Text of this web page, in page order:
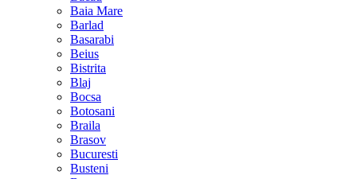
Baia Mare
Barlad
Basarabi
Beius
Bistrita
Blaj
Bocsa
Botosani
Braila
Brasov
Bucuresti
Busteni